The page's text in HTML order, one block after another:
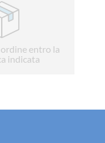
entro la
indicata